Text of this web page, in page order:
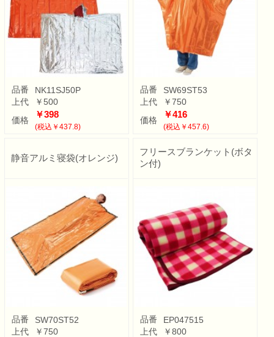
品番
NK11SJ50P
上代
￥500
価格
￥398
(税込￥437.8)
品番
SW69ST53
上代
￥750
価格
￥416
(税込￥457.6)
静音アルミ寝袋(オレンジ)
品番
SW70ST52
上代
￥750
フリースブランケット(ボタ
ン付)
品番
EP047515
上代
￥800